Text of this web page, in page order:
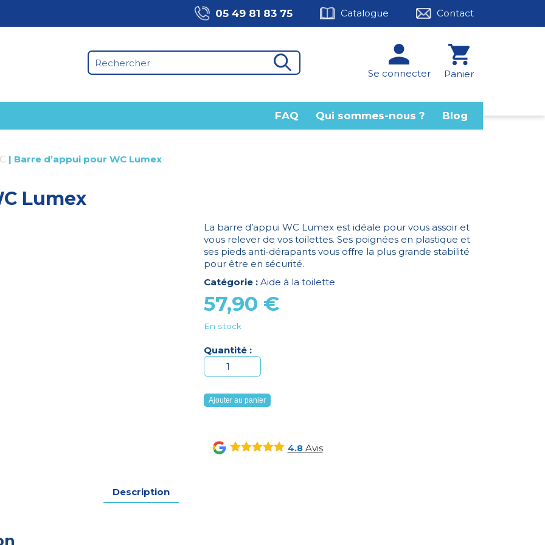
05 49 81 83 75 Catalogue Contact
Se connecter Panier
FAQ Qui sommes-nous ? Blog
| Barre d’appui pour WC Lumex
Lumex
La barre d’appui WC Lumex est idéale pour vous assoir et
vous relever de vos toilettes. Ses poignées en plastique et
ses pieds anti-dérapants vous offre la plus grande stabilité
pour être en sécurité.
Catégorie : Aide à la toilette
57,90 €
En stock
Quantité :
quantité
de
Barre
d'appui
WC
Lumex
Ajouter au panier
4.8Avis
Description